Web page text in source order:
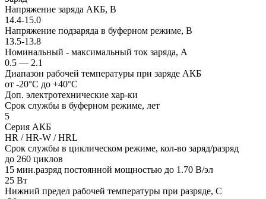
Напряжение заряда АКБ, В
14.4-15.0
Напряжение подзаряда в буферном режиме, В
13.5-13.8
Номинальный - максимальный ток заряда, А
0.5 — 2.1
Диапазон рабочей температуры при заряде АКБ
от -20°С до +40°С
Доп. электротехнические хар-ки
Срок службы в буферном режиме, лет
5
Серия АКБ
HR / HR-W / HRL
Срок службы в циклическом режиме, кол-во заряд/разряд
до 260 циклов
15 мин.разряд постоянной мощностью до 1.70 В/эл
25 Вт
Нижний предел рабочей температуры при разряде, С